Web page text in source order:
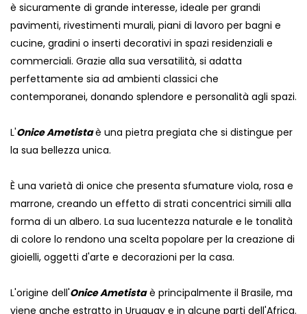
è sicuramente di grande interesse, ideale per grandi
pavimenti, rivestimenti murali, piani di lavoro per bagni e
cucine, gradini o inserti decorativi in ​​spazi residenziali e
commerciali. Grazie alla sua versatilità, si adatta
perfettamente sia ad ambienti classici che
contemporanei, donando splendore e personalità agli spazi.
L'Onice Ametistaè una pietra pregiata che si distingue per
la sua bellezza unica.
È una varietà di onice che presenta sfumature viola, rosa e
marrone, creando un effetto di strati concentrici simili alla
forma di un albero. La sua lucentezza naturale e le tonalità
di colore lo rendono una scelta popolare per la creazione di
gioielli, oggetti d'arte e decorazioni per la casa.
L'origine dell'Onice Ametistaè principalmente il Brasile, ma
viene anche estratto in Uruguay e in alcune parti dell'Africa.